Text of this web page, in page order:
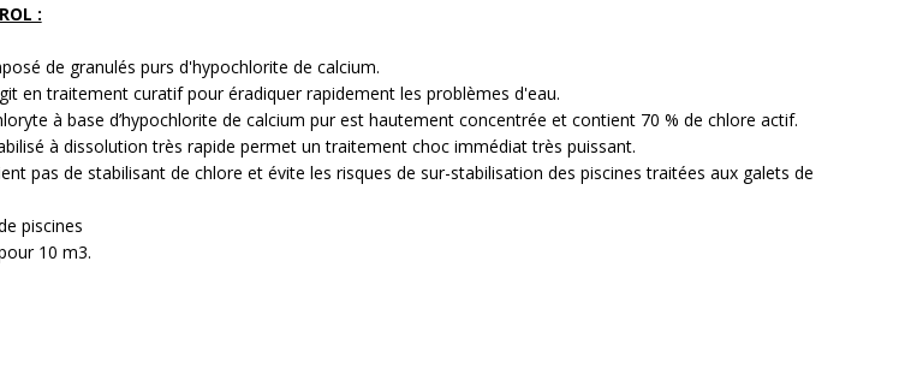
:
de granulés purs d'hypochlorite de calcium.
entraitement curatif pour éradiquer rapidement les problèmes d'eau.
à base d’hypochlorite de calcium pur est hautement concentrée et contient 70 % de chlore actif.
à dissolution très rapide permet un traitement choc immédiattrès puissant.
pas de stabilisant de chlore et évite les risques de sur-stabilisation des piscines traitées aux galets de
piscines
10 m3.